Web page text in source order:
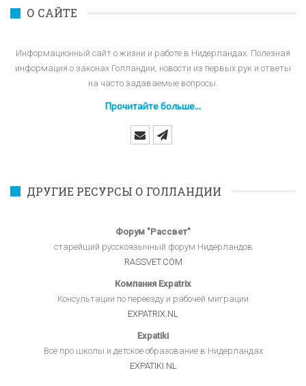
О САЙТЕ
Информационный сайт о жизни и работе в Нидерландах. Полезная
информация о законах Голландии, новости из первых рук и ответы
на часто задаваемые вопросы.
Прочитайте больше...
ДРУГИЕ РЕСУРСЫ О ГОЛЛАНДИИ
Форум "Рассвет"
старейший русскоязычный форум Нидерландов
RASSVET.COM
Компания Expatrix
Консультации по переезду и рабочей миграции
EXPATRIX.NL
Expatiki
Всё про школы и детское образование в Нидерландах
EXPATIKI.NL